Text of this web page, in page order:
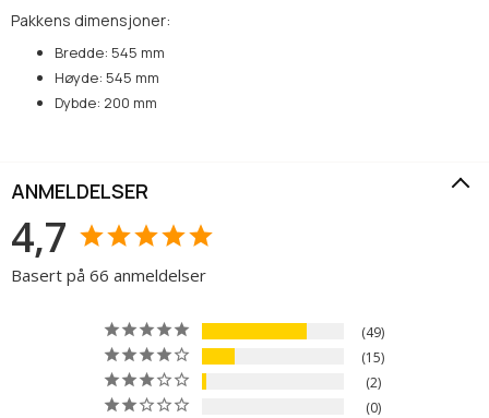
Pakkens dimensjoner:
Bredde: 545 mm
Høyde: 545 mm
Dybde: 200 mm
ANMELDELSER
4,7
Basert på 66 anmeldelser
49
15
2
0